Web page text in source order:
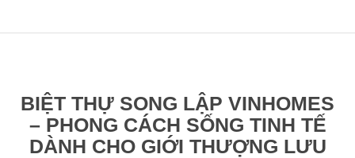
BIỆT THỰ SONG LẬP VINHOMES
– PHONG CÁCH SỐNG TINH TẾ
DÀNH CHO GIỚI THƯỢNG LƯU